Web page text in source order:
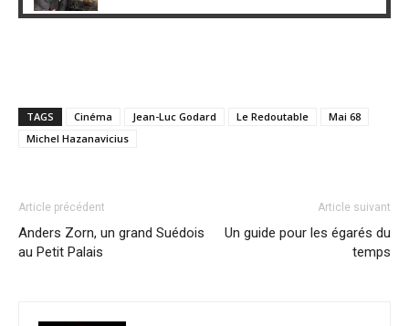
TAGS Cinéma Jean-Luc Godard Le Redoutable
Mai 68
Michel Hazanavicius
Article précédent
Anders Zorn, un grand Suédois
au Petit Palais
Article suivant
Un guide pour les égarés du
temps